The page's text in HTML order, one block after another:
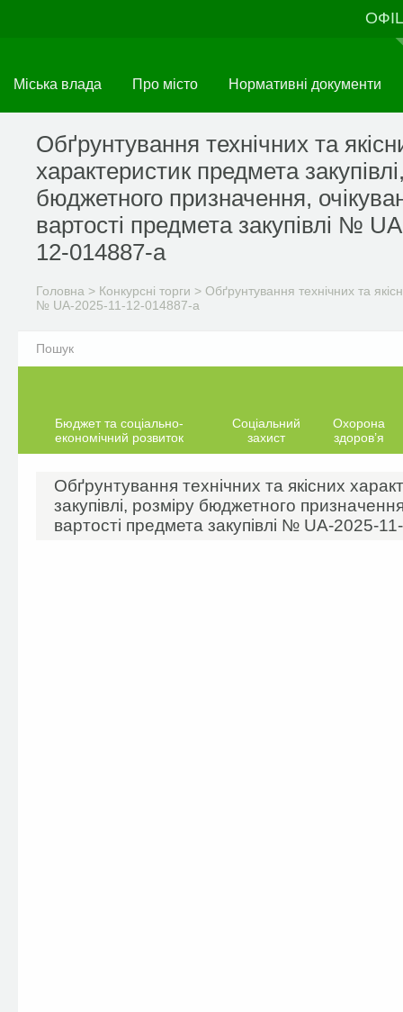
Міська влада Про місто Нормативні документи
Обґрунтування технічних та
характеристик предмета
бюджетного призначення,
вартості предмета закупівлі №
12-014887-a
Головна > Конкурсні торги > Обґрунтування технічних та
№ UA-2025-11-12-014887-a
Бюджет та соціально-
економічний розвиток
Соціальний
захист
Охорона
здоров’я
Обґрунтування технічних та якісних
закупівлі, розміру бюджетного
вартості предмета закупівлі № UA-2025-